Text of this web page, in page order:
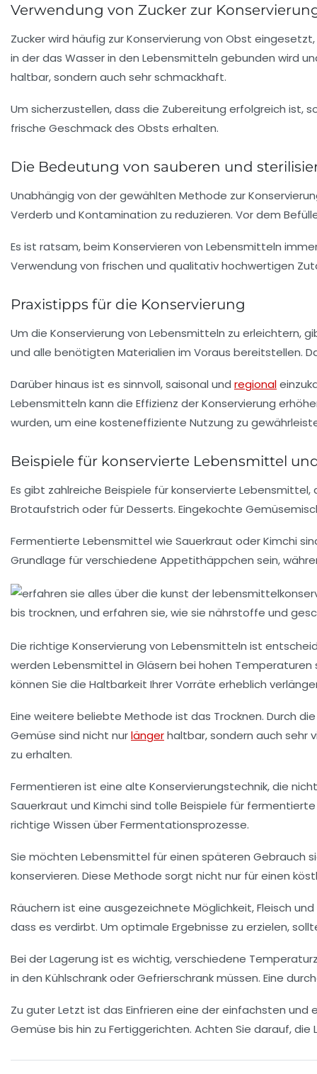
Verwendung von Zucker zur
Zucker wird häufig zur Konservierung von Obst
in der das Wasser in den Lebensmitteln gebunden wird
haltbar, sondern auch sehr schmackhaft.
Um sicherzustellen, dass die Zubereitung erfolgreich ist,
frische Geschmack des Obsts erhalten.
Die Bedeutung von sauberen und
Unabhängig von der gewählten Methode zur
Verderb und Kontamination zu reduzieren. Vor dem
Es ist ratsam, beim Konservieren von Lebensmitteln
Verwendung von frischen und qualitativ hochwertigen
Praxistipps für die Konservierung
Um die Konservierung von Lebensmitteln zu erleichtern,
und alle benötigten Materialien im Voraus bereitstellen.
Darüber hinaus ist es sinnvoll, saisonal und regional
Lebensmitteln kann die Effizienz der Konservierung
wurden, um eine kosteneffiziente Nutzung zu
Beispiele für konservierte Lebensmittel
Es gibt zahlreiche Beispiele für konservierte
Brotaufstrich oder für Desserts. Eingekochte
Fermentierte Lebensmittel wie Sauerkraut oder Kimchi
Grundlage für verschiedene Appetithäppchen sein,
Die richtige Konservierung von Lebensmitteln ist
werden Lebensmittel in Gläsern bei hohen Temperaturen
können Sie die Haltbarkeit Ihrer Vorräte erheblich
Eine weitere beliebte Methode ist das Trocknen. Durch
Gemüse sind nicht nurlängerhaltbar, sondern auch sehr
zu erhalten.
Fermentieren ist eine alte Konservierungstechnik, die
Sauerkraut und Kimchi sind tolle Beispiele für
richtige Wissen über Fermentationsprozesse.
Sie möchten Lebensmittel für einen späteren Gebrauch
konservieren. Diese Methode sorgt nicht nur für einen
Räuchern ist eine ausgezeichnete Möglichkeit, Fleisch
dass es verdirbt. Um optimale Ergebnisse zu erzielen,
Bei der Lagerung ist es wichtig, verschiedene
in den Kühlschrank oder Gefrierschrank müssen. Eine
Zu guter Letzt ist das Einfrieren eine der einfachsten und
Gemüse bis hin zu Fertiggerichten. Achten Sie darauf,